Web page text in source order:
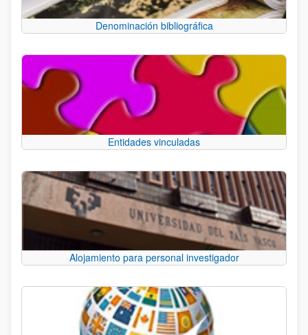
Denominación bibliográfica
Entidades vinculadas
Alojamiento para personal investigador